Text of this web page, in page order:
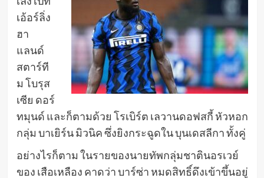
เอ้อร์ลิ่ง
ฮา
แลนด์
สตาร์ที
ม โบรุส
เซีย ดอร์
ทมุนด์ และก็ตามด้วย โรเบิร์ต เลวานดอฟสกี้ หัวหอก
กลุ่ม บาเยิร์น มิวนิค ซึ่งยิงกระฉูดใน บุนเดสลีกา ทั้งคู่
อย่างไรก็ตาม ในรายของนายทัพกลุ่มชาตินอรเวย์
ของ เสือเหลือง คาดว่า บาร์ซ่า หมดสิทธิ์ดึงเข้าขึ้นอยู่